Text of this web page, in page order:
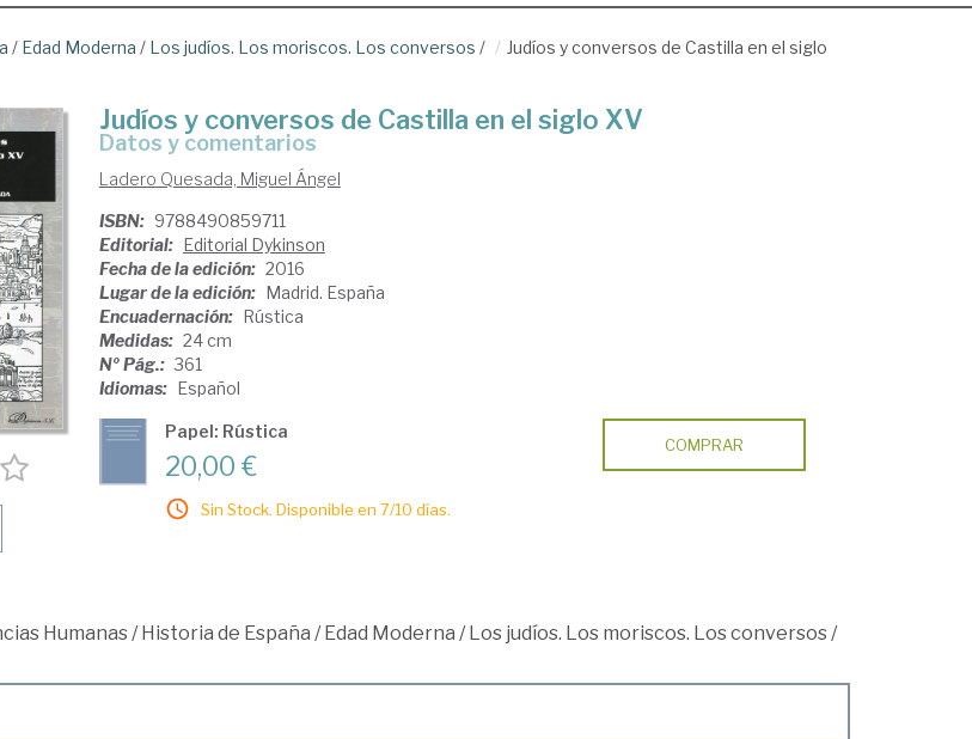
/ Edad Moderna / Los judíos. Los moriscos. Los conversos /
Judíos y conversos de Castilla en el siglo
Judíos y conversos de Castilla en el siglo XV
datos y comentarios
Ladero Quesada, Miguel Ángel
ISBN: 9788490859711
Editorial: Editorial Dykinson
Fecha de la edición: 2016
Lugar de la edición: Madrid. España
Encuadernación: Rústica
Medidas: 24 cm
Nº Pág.: 361
Idiomas: Español
Papel: Rústica
20,00 €
Sin Stock. Disponible en 7/10 días.
COMPRAR
Humanas/Historia de España /Edad Moderna /Los judíos. Los moriscos. Los conversos/